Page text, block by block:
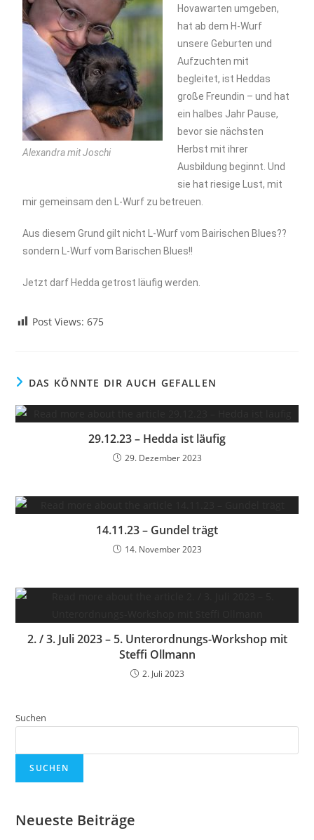
Alexandra mit Joschi
Hovawarten umgeben,
hat ab dem H-Wurf
unsere Geburten und
Aufzuchten mit
begleitet, ist Heddas
große Freundin – und hat
ein halbes Jahr Pause,
bevor sie nächsten
Herbst mit ihrer
Ausbildung beginnt. Und
sie hat riesige Lust, mit
mir gemeinsam den L-Wurf zu betreuen.
Aus diesem Grund gilt nicht L-Wurf vom Bairischen Blues??
sondern L-Wurf vom Barischen Blues!!
Jetzt darf Hedda getrost läufig werden.
Post Views: 675
DAS KÖNNTE DIR AUCH GEFALLEN
29.12.23 – Hedda ist läufig
29. Dezember 2023
14.11.23 – Gundel trägt
14. November 2023
2. / 3. Juli 2023 – 5. Unterordnungs-Workshop mit
Steffi Ollmann
2. Juli 2023
Suchen
SUCHEN
Neueste Beiträge